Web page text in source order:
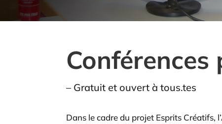
– Gratuit et ouvert à tous.tes
Dans le cadre du projet Esprits Créatifs,